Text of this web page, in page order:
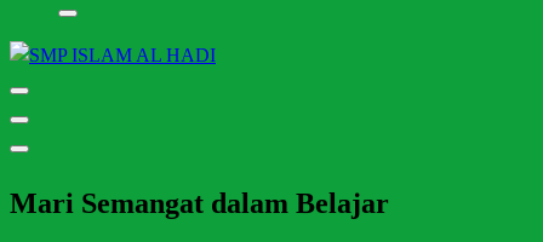
Mari Semangat dalam Belajar